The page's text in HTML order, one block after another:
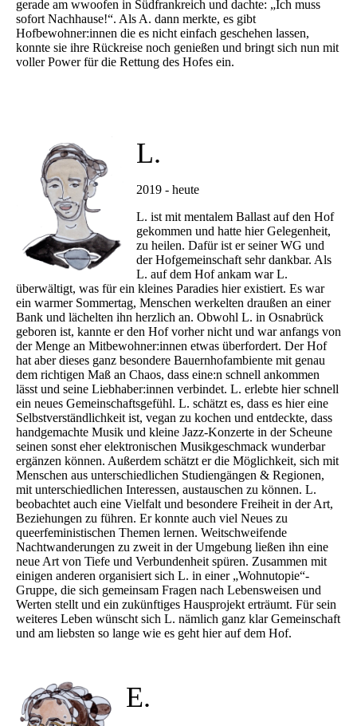
gerade am wwoofen in Südfrankreich und dachte: „Ich muss
sofort Nachhause!“. Als A. dann merkte, es gibt
Hofbewohner:innen die es nicht einfach geschehen lassen,
konnte sie ihre Rückreise noch genießen und bringt sich nun mit
voller Power für die Rettung des Hofes ein.
L.
2019 - heute
L. ist mit mentalem Ballast auf den Hof
gekommen und hatte hier Gelegenheit,
zu heilen. Dafür ist er seiner WG und
der Hofgemeinschaft sehr dankbar. Als
L. auf dem Hof ankam war L.
überwältigt, was für ein kleines Paradies hier existiert. Es war
ein warmer Sommertag, Menschen werkelten draußen an einer
Bank und lächelten ihn herzlich an. Obwohl L. in Osnabrück
geboren ist, kannte er den Hof vorher nicht und war anfangs von
der Menge an Mitbewohner:innen etwas überfordert. Der Hof
hat aber dieses ganz besondere Bauernhofambiente mit genau
dem richtigen Maß an Chaos, dass eine:n schnell ankommen
lässt und seine Liebhaber:innen verbindet. L. erlebte hier schnell
ein neues Gemeinschaftsgefühl. L. schätzt es, dass es hier eine
Selbstverständlichkeit ist, vegan zu kochen und entdeckte, dass
handgemachte Musik und kleine Jazz-Konzerte in der Scheune
seinen sonst eher elektronischen Musikgeschmack wunderbar
ergänzen können. Außerdem schätzt er die Möglichkeit, sich mit
Menschen aus unterschiedlichen Studiengängen & Regionen,
mit unterschiedlichen Interessen, austauschen zu können. L.
beobachtet auch eine Vielfalt und besondere Freiheit in der Art,
Beziehungen zu führen. Er konnte auch viel Neues zu
queerfeministischen Themen lernen. Weitschweifende
Nachtwanderungen zu zweit in der Umgebung ließen ihn eine
neue Art von Tiefe und Verbundenheit spüren. Zusammen mit
einigen anderen organisiert sich L. in einer „Wohnutopie“-
Gruppe, die sich gemeinsam Fragen nach Lebensweisen und
Werten stellt und ein zukünftiges Hausprojekt erträumt. Für sein
weiteres Leben wünscht sich L. nämlich ganz klar Gemeinschaft
und am liebsten so lange wie es geht hier auf dem Hof.
E.